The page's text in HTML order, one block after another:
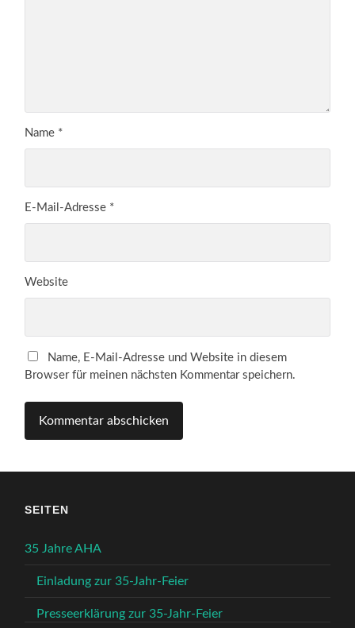
Name *
E-Mail-Adresse *
Website
Name, E-Mail-Adresse und Website in diesem
Browser für meinen nächsten Kommentar speichern.
SEITEN
35 Jahre AHA
Einladung zur 35-Jahr-Feier
Presseerklärung zur 35-Jahr-Feier